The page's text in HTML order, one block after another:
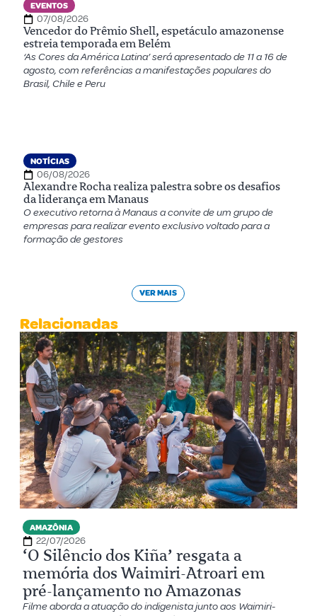
EVENTOS
07/08/2026
Vencedor do Prêmio Shell, espetáculo amazonense
estreia temporada em Belém
‘As Cores da América Latina’ será apresentado de 11 a 16 de
agosto, com referências a manifestações populares do
Brasil, Chile e Peru
NOTÍCIAS
06/08/2026
Alexandre Rocha realiza palestra sobre os desafios
da liderança em Manaus
O executivo retorna à Manaus a convite de um grupo de
empresas para realizar evento exclusivo voltado para a
formação de gestores
VER MAIS
Relacionadas
AMAZÔNIA
22/07/2026
‘O Silêncio dos Kiña’ resgata a
memória dos Waimiri-Atroari em
pré-lançamento no Amazonas
Filme aborda a atuação do indigenista junto aos Waimiri-